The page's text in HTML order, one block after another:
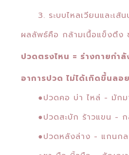
3. ระบบไหลเวียนและเส้
ผลลัพธ์คือ กล้ามเนื้อแข็งตึง
ปวดตรงไหน = ร่างกายกำ
อาการปวด ไม่ได้เกิดขึ้นลอ
●ปวดคอ บ่า ไหล่ - มัก
●ปวดสะบัก ร้าวแขน -
●ปวดหลังล่าง - แกนก